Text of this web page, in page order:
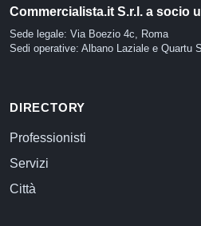
Commercialista.it S.r.l. a socio
Sede legale: Via Boezio 4c, Roma
Sedi operative: Albano Laziale e Quartu
DIRECTORY
Professionisti
Servizi
Città